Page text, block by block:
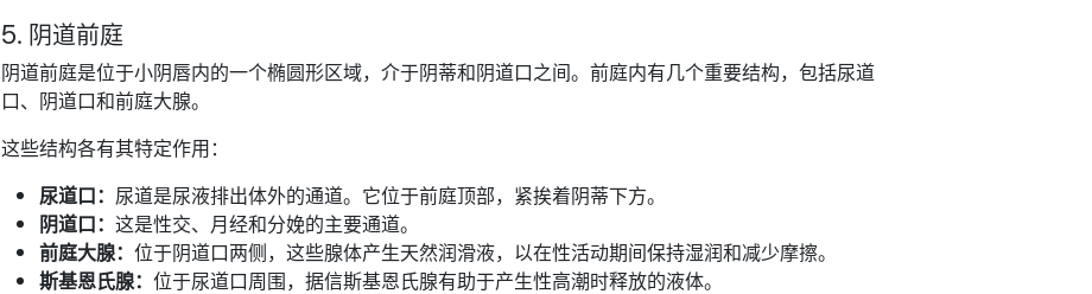
5. 阴道前庭
阴道前庭是位于小阴唇内的一个椭圆形区域，介于阴蒂和阴道口之间。前庭内有几个重要结构，包括尿道
口、阴道口和前庭大腺。
这些结构各有其特定作用：
尿道口： 尿道是尿液排出体外的通道。它位于前庭顶部，紧挨着阴蒂下方。
阴道口： 这是性交、月经和分娩的主要通道。
前庭大腺： 位于阴道口两侧，这些腺体产生天然润滑液，以在性活动期间保持湿润和减少摩擦。
斯基恩氏腺： 位于尿道口周围，据信斯基恩氏腺有助于产生性高潮时释放的液体。